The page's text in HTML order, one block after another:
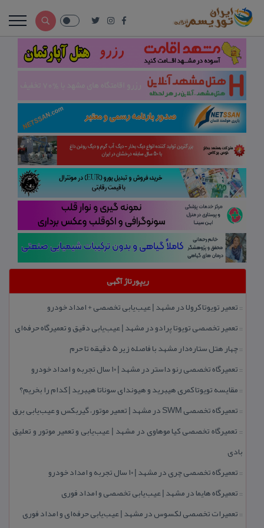
ریپورتاژ آگهی
:: تعمیر تویوتا كرولا در مشهد | عیب‌یابی تخصصی + امداد خودرو
:: تعمیر تخصصی تویوتا پرادو در مشهد | عیب‌یابی دقیق و تعمیرگاه حرفه‌ای
::چهار هتل‌ ستاره‌دار مشهد با فاصله زیر 5 دقیقه تا حرم
:: تعمیرگاه تخصصی رنو داستر در مشهد | ۱۰ سال تجربه و امداد خودرو
:: مقایسه تویوتا كمری هیبرید و هیوندای سوناتا هیبرید | كدام را بخریم؟
:: تعمیرگاه تخصصی SWM در مشهد | تعمیر موتور، گیربكس و عیب‌یابی برق
:: تعمیرگاه تخصصی كیا موهاوی در مشهد | عیب‌یابی و تعمیر موتور و تعلیق
بادی
:: تعمیرگاه تخصصی چری در مشهد | ۱۰ سال تجربه و امداد خودرو
:: تعمیرگاه هایما در مشهد | عیب‌یابی تخصصی و امداد فوری
:: تعمیرات تخصصی لكسوس در مشهد | عیب‌یابی حرفه‌ای و امداد فوری